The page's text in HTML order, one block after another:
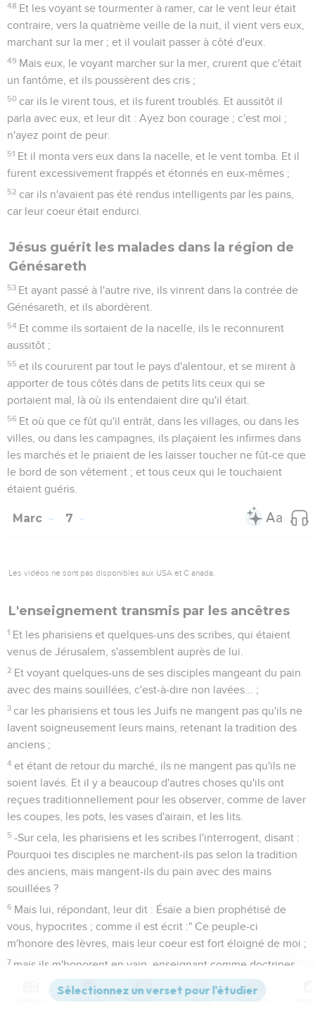
48 Et les voyant se tourmenter à ramer, car le vent leur était
contraire, vers la quatrième veille de la nuit, il vient vers eux,
marchant sur la mer ; et il voulait passer à côté d'eux.
49 Mais eux, le voyant marcher sur la mer, crurent que c'était
un fantôme, et ils poussèrent des cris ;
50 car ils le virent tous, et ils furent troublés. Et aussitôt il
parla avec eux, et leur dit : Ayez bon courage ; c'est moi ;
n'ayez point de peur.
51 Et il monta vers eux dans la nacelle, et le vent tomba. Et il
furent excessivement frappés et étonnés en eux-mêmes ;
52 car ils n'avaient pas été rendus intelligents par les pains,
car leur coeur était endurci.
Jésus guérit les malades dans la région de
Génésareth
53 Et ayant passé à l'autre rive, ils vinrent dans la contrée de
Génésareth, et ils abordèrent.
54 Et comme ils sortaient de la nacelle, ils le reconnurent
aussitôt ;
55 et ils coururent par tout le pays d'alentour, et se mirent à
apporter de tous côtés dans de petits lits ceux qui se
portaient mal, là où ils entendaient dire qu'il était.
56 Et où que ce fût qu'il entrât, dans les villages, ou dans les
villes, ou dans les campagnes, ils plaçaient les infirmes dans
les marchés et le priaient de les laisser toucher ne fût-ce que
le bord de son vêtement ; et tous ceux qui le touchaient
étaient guéris.
Marc 7
Les vidéos ne sont pas disponibles aux USA et C anada.
L'enseignement transmis par les ancêtres
1 Et les pharisiens et quelques-uns des scribes, qui étaient
venus de Jérusalem, s'assemblent auprès de lui.
2 Et voyant quelques-uns de ses disciples mangeant du pain
avec des mains souillées, c'est-à-dire non lavées... ;
3 car les pharisiens et tous les Juifs ne mangent pas qu'ils ne
lavent soigneusement leurs mains, retenant la tradition des
anciens ;
4 et étant de retour du marché, ils ne mangent pas qu'ils ne
soient lavés. Et il y a beaucoup d'autres choses qu'ils ont
reçues traditionnellement pour les observer, comme de laver
les coupes, les pots, les vases d'airain, et les lits.
5 -Sur cela, les pharisiens et les scribes l'interrogent, disant :
Pourquoi tes disciples ne marchent-ils pas selon la tradition
des anciens, mais mangent-ils du pain avec des mains
souillées ?
6 Mais lui, répondant, leur dit : Ésaïe a bien prophétisé de
vous, hypocrites ; comme il est écrit :" Ce peuple-ci
m'honore des lèvres, mais leur coeur est fort éloigné de moi ;
7 mais ils m'honorent en vain, enseignant comme doctrines,
des commandements d'hommes ".
Car, laissant le commandement de Dieu, vous observez la
Versions Commentaires Strong